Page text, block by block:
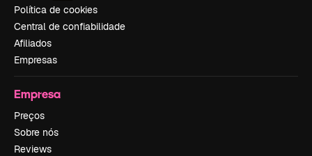
Política de cookies
Central de confiabilidade
Afiliados
Empresas
Empresa
Preços
Sobre nós
Reviews